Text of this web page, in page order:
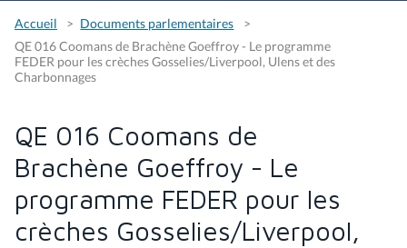
Accueil
Documents parlementaires
QE 016 Coomans de Brachène Goeffroy - Le programme
FEDER pour les crèches Gosselies/Liverpool, Ulens et des
Charbonnages
QE 016 Coomans de
Brachène Goeffroy - Le
programme FEDER pour les
crèches Gosselies/Liverpool,